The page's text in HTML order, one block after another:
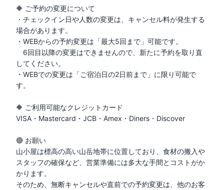
🔶 ご予約の変更について
・チェックイン日や人数の変更は、キャンセル料が発生する
場合があります。
・WEBからの予約変更は「最大5回まで」可能です。
6回目以降の変更はできませんので、新たに予約を取り直
してください。
・WEBでの変更は「ご宿泊日の2日前まで」に限り可能で
す。
🔶 ご利用可能なクレジットカード
VISA・Mastercard・JCB・Amex・Diners・Discover
🔴 お願い
山小屋は標高の高い山岳地帯に位置しており、食材の搬入や
スタッフの確保など、営業準備には多大な手間とコストがか
かります。
そのため、無断キャンセルや直前での予約変更は、他のお客